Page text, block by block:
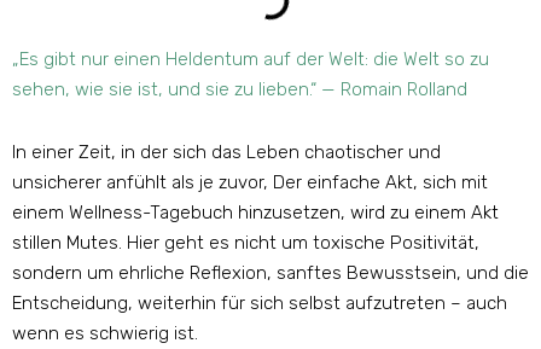
„Es gibt nur einen Heldentum auf der Welt: die Welt so zu
sehen, wie sie ist, und sie zu lieben.“ — Romain Rolland
In einer Zeit, in der sich das Leben chaotischer und
unsicherer anfühlt als je zuvor, Der einfache Akt, sich mit
einem Wellness-Tagebuch hinzusetzen, wird zu einem Akt
stillen Mutes. Hier geht es nicht um toxische Positivität,
sondern um ehrliche Reflexion, sanftes Bewusstsein, und die
Entscheidung, weiterhin für sich selbst aufzutreten – auch
wenn es schwierig ist.